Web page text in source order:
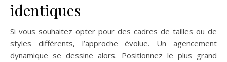
identiques
Si vous souhaitez opter pour des cadres de tailles ou de
styles différents, l’approche évolue. Un agencement
dynamique se dessine alors. Positionnez le plus grand